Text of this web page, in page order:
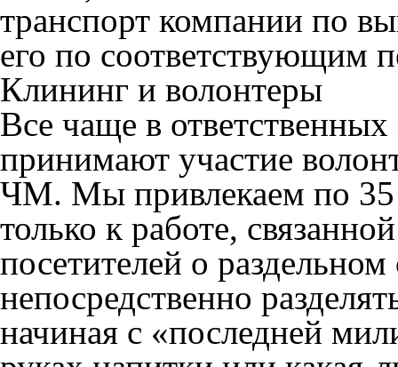
транспорт компании по
его по соответствующим
Клининг и волонтеры
Все чаще в
принимают участие
ЧМ. Мы привлекаем по 35
только к работе,
посетителей о
непосредственно
начиная с «последней